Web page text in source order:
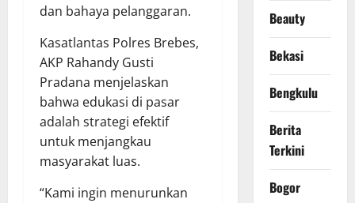
dan bahaya pelanggaran.
Kasatlantas Polres Brebes,
AKP Rahandy Gusti
Pradana menjelaskan
bahwa edukasi di pasar
adalah strategi efektif
untuk menjangkau
masyarakat luas.
“Kami ingin menurunkan
Beauty
Bekasi
Bengkulu
Berita
Terkini
Bogor